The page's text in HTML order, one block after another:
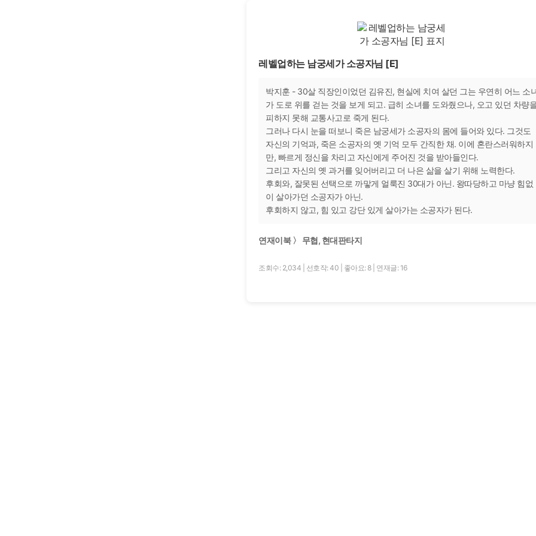
레벨업하는 남궁세가 소공자님 [E]
박지훈 - 30살 직장인이었던 김유진, 현실에 치여 살던 그는 우연히 어느 소
가 도로 위를 걷는 것을 보게 되고. 급히 소녀를 도와줬으나, 오고 있던 차량
피하지 못해 교통사고로 죽게 된다.
그러나 다시 눈을 떠보니 죽은 남궁세가 소공자의 몸에 들어와 있다. 그것도
자신의 기억과, 죽은 소공자의 옛 기억 모두 간직한 채. 이에 혼란스러워하지
만, 빠르게 정신을 차리고 자신에게 주어진 것을 받아들인다.
그리고 자신의 옛 과거를 잊어버리고 더 나은 삶을 살기 위해 노력한다.
후회와, 잘못된 선택으로 까맣게 얼룩진 30대가 아닌. 왕따당하고 마냥 힘없
이 살아가던 소공자가 아닌.
후회하지 않고, 힘 있고 강단 있게 살아가는 소공자가 된다.
연재이북 〉 무협, 현대판타지
조회수: 2,034 선호작: 40 좋아요: 8 연재글: 16